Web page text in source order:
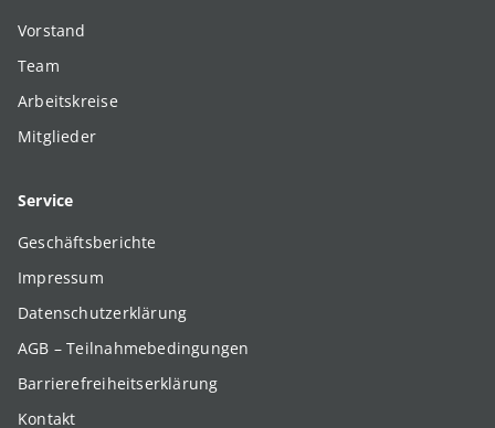
Vorstand
Team
Arbeitskreise
Mitglieder
Service
Geschäftsberichte
Impressum
Datenschutzerklärung
AGB – Teilnahmebedingungen
Barrierefreiheitserklärung
Kontakt